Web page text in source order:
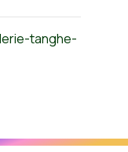
tanghe-